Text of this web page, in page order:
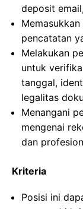
deposit
pencatatan
Melakukan
untuk
tanggal,
legalitas
Menangani
mengenai
dan
Kriteria
Posisi ini